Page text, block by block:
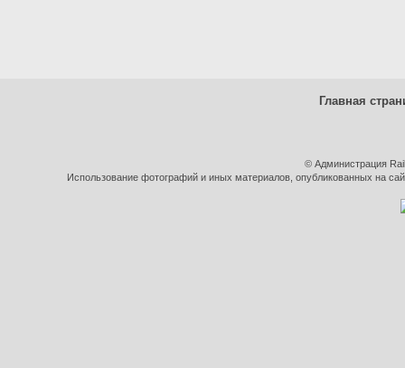
Главная
© Администрация
Использование фотографий и иных материалов, опубликованных на